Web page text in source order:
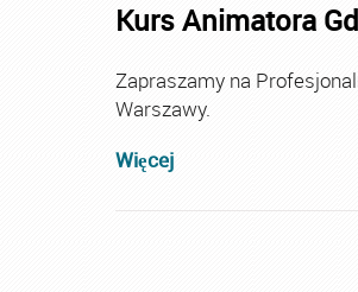
Kurs Animatora
Zapraszamy na
Warszawy.
Więcej